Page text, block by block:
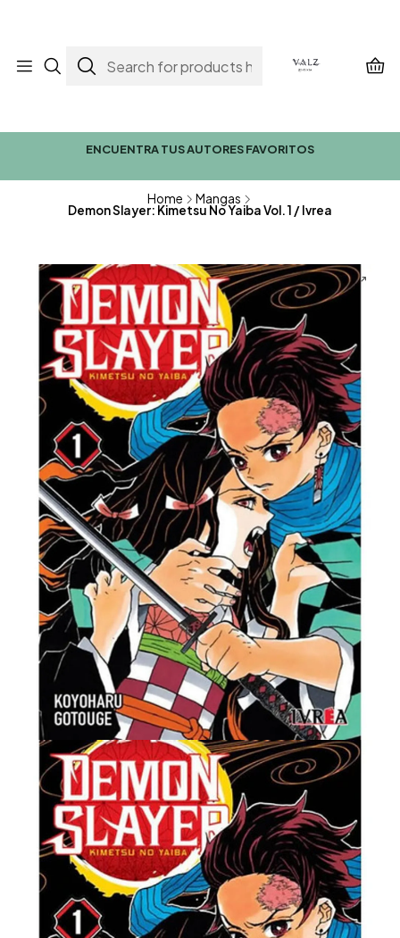
ENCUENTRA TUS AUTORES FAVORITOS
Home Mangas
Demon Slayer: Kimetsu No Yaiba Vol. 1 / Ivrea